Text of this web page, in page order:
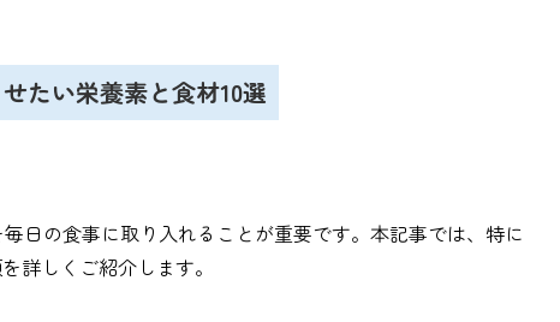
たい栄養素と食材10選
日の食事に取り入れることが重要です。本記事では、特に
詳しくご紹介します。